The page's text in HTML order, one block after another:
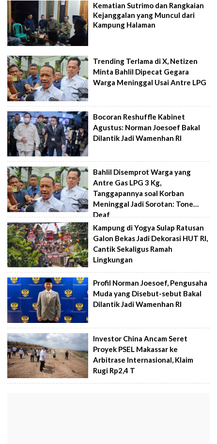
Kematian Sutrimo dan Rangkaian
Kejanggalan yang Muncul dari
Kampung Halaman
Trending Terlama di X, Netizen
Minta Bahlil Dipecat Gegara
Warga Meninggal Usai Antre LPG
Bocoran Reshuffle Kabinet
Agustus: Norman Joesoef Bakal
Dilantik Jadi Wamenhan RI
Bahlil Disemprot Warga yang
Antre Gas LPG 3 Kg,
Tanggapannya soal Korban
Meninggal Jadi Sorotan: Tone
Deaf
Kampung di Yogya Sulap Ratusan
Galon Bekas Jadi Dekorasi HUT RI,
Cantik Sekaligus Ramah
Lingkungan
Profil Norman Joesoef, Pengusaha
Muda yang Disebut-sebut Bakal
Dilantik Jadi Wamenhan RI
Investor China Ancam Seret
Proyek PSEL Makassar ke
Arbitrase Internasional, Klaim
Rugi Rp2,4 T